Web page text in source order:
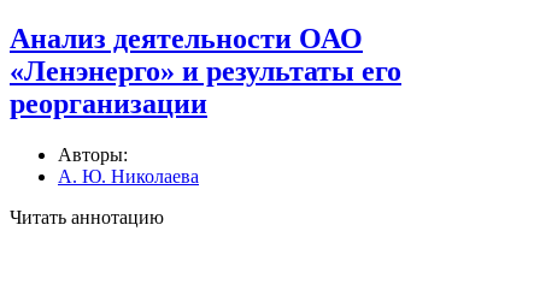
Анализ деятельности ОАО
«Ленэнерго» и результаты его
реорганизации
Авторы:
А. Ю. Николаева
Читать аннотацию